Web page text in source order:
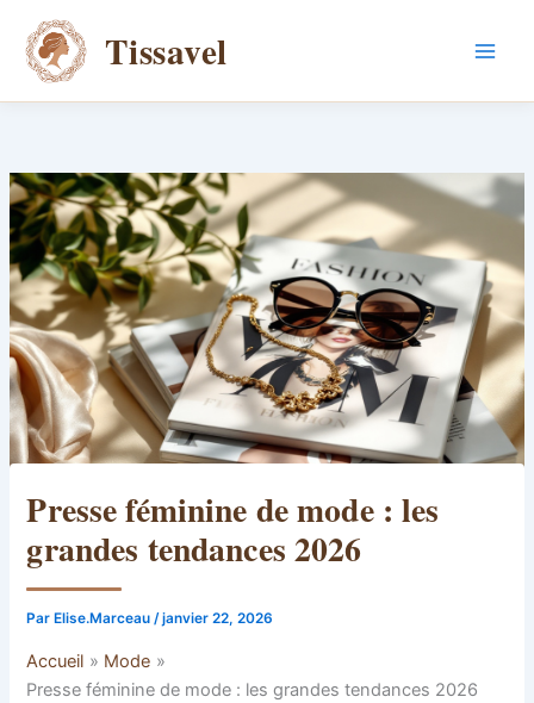
contenu
Tissavel
Presse féminine de mode : les
grandes tendances 2026
ParElise.Marceau /janvier 22, 2026
Accueil
Mode
Presse féminine de mode : les grandes tendances 2026